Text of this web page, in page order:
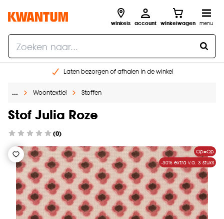
winkels account winkelwagen menu
Laten bezorgen of afhalen in de winkel
Gratis raam advies en inmeten aan huis
… Woontextiel Stoffen
Stof Julia Roze
(0)
Op=Op
-30% extra v.a. 3 stuks